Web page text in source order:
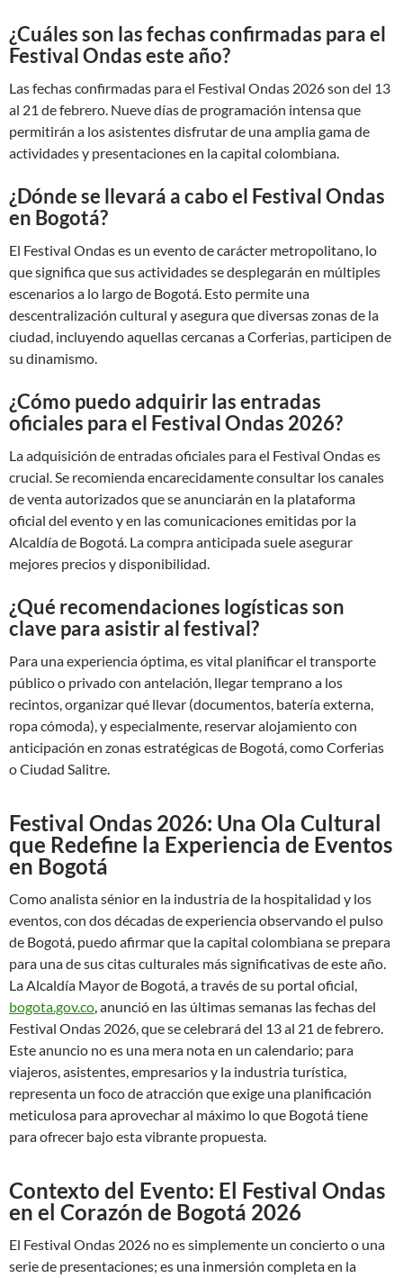
¿Cuáles son las fechas confirmadas para el
Festival Ondas este año?
Las fechas confirmadas para el Festival Ondas 2026 son del 13
al 21 de febrero. Nueve días de programación intensa que
permitirán a los asistentes disfrutar de una amplia gama de
actividades y presentaciones en la capital colombiana.
¿Dónde se llevará a cabo el Festival Ondas
en Bogotá?
El Festival Ondas es un evento de carácter metropolitano, lo
que significa que sus actividades se desplegarán en múltiples
escenarios a lo largo de Bogotá. Esto permite una
descentralización cultural y asegura que diversas zonas de la
ciudad, incluyendo aquellas cercanas a Corferias, participen de
su dinamismo.
¿Cómo puedo adquirir las entradas
oficiales para el Festival Ondas 2026?
La adquisición de entradas oficiales para el Festival Ondas es
crucial. Se recomienda encarecidamente consultar los canales
de venta autorizados que se anunciarán en la plataforma
oficial del evento y en las comunicaciones emitidas por la
Alcaldía de Bogotá. La compra anticipada suele asegurar
mejores precios y disponibilidad.
¿Qué recomendaciones logísticas son
clave para asistir al festival?
Para una experiencia óptima, es vital planificar el transporte
público o privado con antelación, llegar temprano a los
recintos, organizar qué llevar (documentos, batería externa,
ropa cómoda), y especialmente, reservar alojamiento con
anticipación en zonas estratégicas de Bogotá, como Corferias
o Ciudad Salitre.
Festival Ondas 2026: Una Ola Cultural
que Redefine la Experiencia de Eventos
en Bogotá
Como analista sénior en la industria de la hospitalidad y los
eventos, con dos décadas de experiencia observando el pulso
de Bogotá, puedo afirmar que la capital colombiana se prepara
para una de sus citas culturales más significativas de este año.
La Alcaldía Mayor de Bogotá, a través de su portal oficial,
bogota.gov.co, anunció en las últimas semanas las fechas del
Festival Ondas 2026, que se celebrará del 13 al 21 de febrero.
Este anuncio no es una mera nota en un calendario; para
viajeros, asistentes, empresarios y la industria turística,
representa un foco de atracción que exige una planificación
meticulosa para aprovechar al máximo lo que Bogotá tiene
para ofrecer bajo esta vibrante propuesta.
Contexto del Evento: El Festival Ondas
en el Corazón de Bogotá 2026
El Festival Ondas 2026 no es simplemente un concierto o una
serie de presentaciones; es una inmersión completa en la